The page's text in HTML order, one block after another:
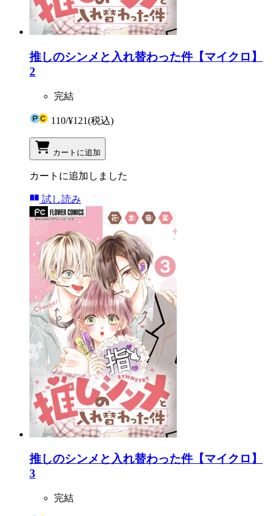
推しのシンメと入れ替わった件【マイクロ】
2
完結
110/¥121(税込)
カートに追加
カートに追加しました
試し読み
推しのシンメと入れ替わった件【マイクロ】
3
完結